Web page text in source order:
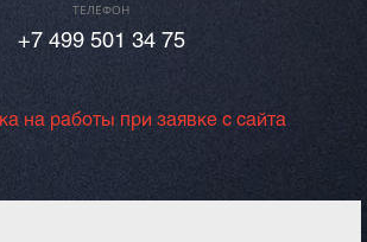
ТЕЛЕФОН
+7 499 501 34 75
на работы при заявке с сайта